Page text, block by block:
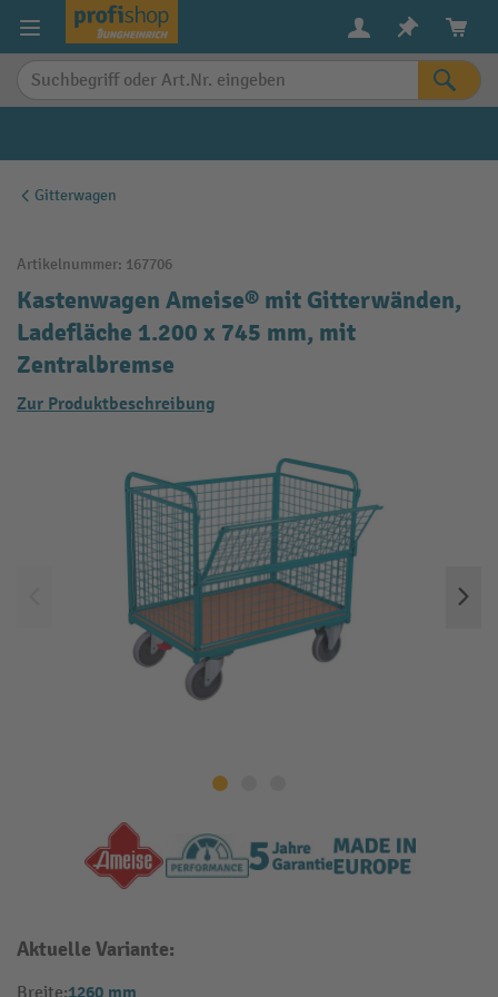
springen
Gitterwagen
Artikelnummer: 167706
Kastenwagen Ameise® mit Gitterwänden,
Ladefläche 1.200 x 745 mm, mit
Zentralbremse
Zur Produktbeschreibung
Aktuelle Variante:
1260 mm